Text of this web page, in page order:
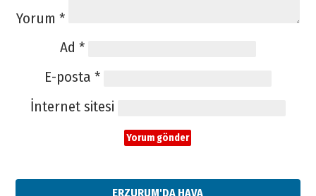
Yorum *
Ad *
E-posta *
İnternet sitesi
ERZURUM'DA HAVA